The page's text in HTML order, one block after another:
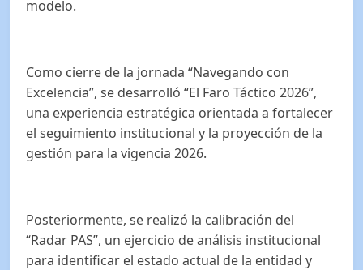
modelo.
Como cierre de la jornada “Navegando con
Excelencia”, se desarrolló “El Faro Táctico 2026”,
una experiencia estratégica orientada a fortalecer
el seguimiento institucional y la proyección de la
gestión para la vigencia 2026.
Posteriormente, se realizó la calibración del
“Radar PAS”, un ejercicio de análisis institucional
para identificar el estado actual de la entidad y